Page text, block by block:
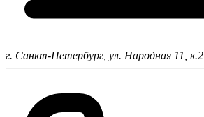
г. Санкт-Петербург, ул. Народная 11, к.2